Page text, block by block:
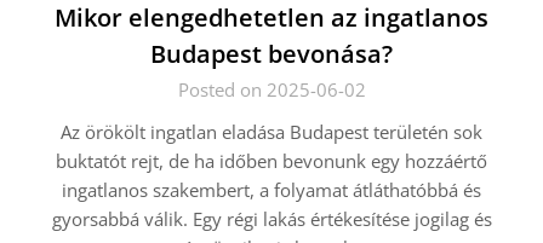
Mikor elengedhetetlen az ingatlanos
Budapest bevonása?
Posted on 2025-06-02
Az örökölt ingatlan eladása Budapest területén sok
buktatót rejt, de ha időben bevonunk egy hozzáértő
ingatlanos szakembert, a folyamat átláthatóbbá és
gyorsabbá válik. Egy régi lakás értékesítése jogilag és